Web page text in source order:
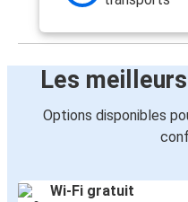
Les
Options disponibles
Wi-Fi gratuit